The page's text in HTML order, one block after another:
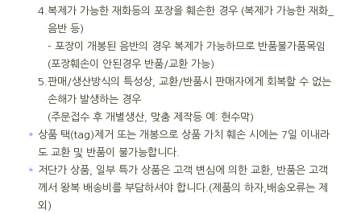
4. 복제가 가능한 재화등의 포장을 훼손한 경우 (복제가 가능한 재화_
음반 등)
- 포장이 개봉된 음반의 경우 복제가 가능하므로 반품불가품목임
(포장훼손이 안된경우 반품/교환 가능)
5. 판매/생산방식의 특성상, 교환/반품시 판매자에게 회복할 수 없는
손해가 발생하는 경우
(주문접수 후 개별생산, 맞춤 제작등 예: 현수막)
＊ 상품 택(tag)제거 또는 개봉으로 상품 가치 훼손 시에는 7일 이내라
도 교환 및 반품이 불가능합니다.
＊ 저단가 상품, 일부 특가 상품은 고객 변심에 의한 교환, 반품은 고객
께서 왕복 배송비를 부담하셔야 합니다.(제품의 하자,배송오류는 제
외)